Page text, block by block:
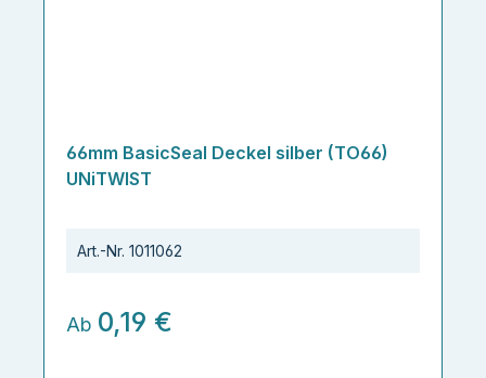
66mm BasicSeal Deckel silber (TO66)
UNiTWIST
Art.-Nr. 1011062
Ab 0,19 €